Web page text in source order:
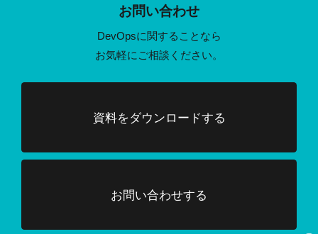
お問い合わせ
DevOpsに関することなら
お気軽にご相談ください。
資料をダウンロードする
お問い合わせする